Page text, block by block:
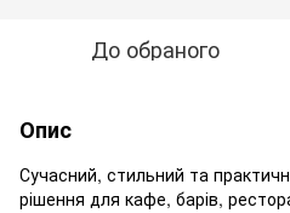
До обраного
Опис
Сучасний, стильний та
рішення для кафе, барів,